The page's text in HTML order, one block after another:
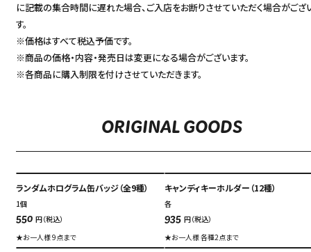
FAQ
アーカイブ
ARCHIVE
한국
に記載の集合時間に遅れた場合、ご入店をお断りさせていただく場合がござ
す。
※価格はすべて税込予価です。
※商品の価格・内容・発売日は変更になる場合がございます。
※各商品に購入制限を付けさせていただきます。
ORIGINAL GOODS
ランダムホログラム缶バッジ（全9種）
1個
550 円（税込）
★お一人様 9点まで
キャンディキーホルダー（12種）
各
935 円（税込）
★お一人様 各種2点まで